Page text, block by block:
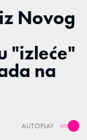
Novog
"izleće"
na
AUTOPLAY